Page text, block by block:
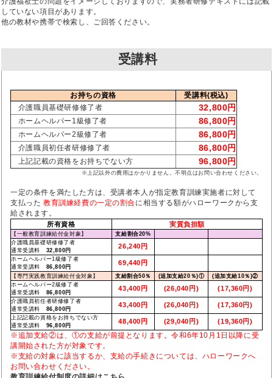
していない項目があります。
他の教材や携帯で検索し、ご回答ください。
受講料
お持ちの資格
受講料(税込)
介護職員基礎研修修了者
32,800円
ホームヘルパー1級修了者 86,800円
ホームヘルパー2級修了者 86,800円
介護職員初任者研修修了者 86,800円
上記記載の資格をお持ちでない方 96,800円
※上記以外の費用はかかりません。不明点はお問い合わせください。
一定の条件を満たした方は、受講者本人が指定教育訓練実施者に対して
支払った 教育訓練経費の一定の割合に相当する額がハローワークから支
給されます。
所有資格 実質負担額
【一般教育訓練給付金対象】 支給割合20%
介護職員基礎研修修了者
通常受講料 32,800円
26,240円
ホームヘルパー1級修了者
通常受講料 86,800円
69,440円
【専門実践教育訓練給付金対象】 支給割合50％ (追加支給20％)① (追加支給10％)②
ホームヘルパー2級修了者
通常受講料 86,800円
43,400円 (26,040円) (17,360円)
介護職員初任者研修修了者
通常受講料 86,800円
43,400円 (26,040円) (17,360円)
上記記載の資格をお持ちでない方
通常受講料 96,800円
48,400円 (29,040円) (19,360円)
※追加支給②は、①の支給が前提となります。令和6年10月1日以降に受
講開始された方が対象です。
※支給の対象に該当するか、支給の手続きについては、ハローワークへ
お問い合わせください。